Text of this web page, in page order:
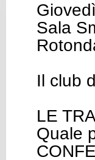
Sala
Il club
LE
Quale